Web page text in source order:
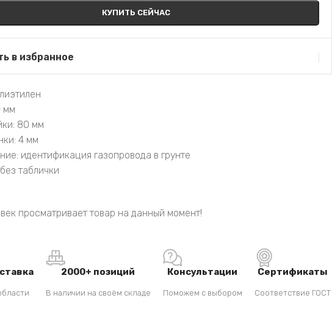
КУПИТЬ СЕЙЧАС
в избранное
мм
80 мм
4 мм
идентификация газопровода в грунте
таблички
просматривает товар на данный момент!
2000+ позиций
В наличии на своём складе
Консультации
Поможем с выбором
Сертификаты
Соответствие ГОСТ